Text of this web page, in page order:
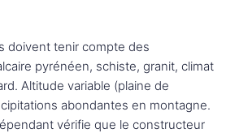
doivent tenir compte des
pyrénéen, schiste, granit, climat
Altitude variable (plaine de
abondantes en montagne.
vérifie que le constructeur